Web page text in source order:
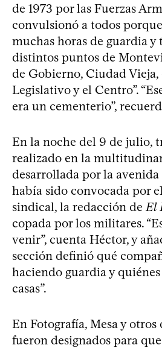
de 1973 por las Fuerzas
convulsionó a todos
muchas horas de guardia y
distintos puntos de
de Gobierno, Ciudad Vieja,
Legislativo y el Centro”.
era un cementerio”,
En la noche del 9 de julio,
realizado en la
desarrollada por la avenida
había sido convocada por
sindical, la redacción de El
copada por los militares.
venir”, cuenta Héctor, y
sección definió qué
haciendo guardia y
casas”.
En Fotografía, Mesa y otros
fueron designados para